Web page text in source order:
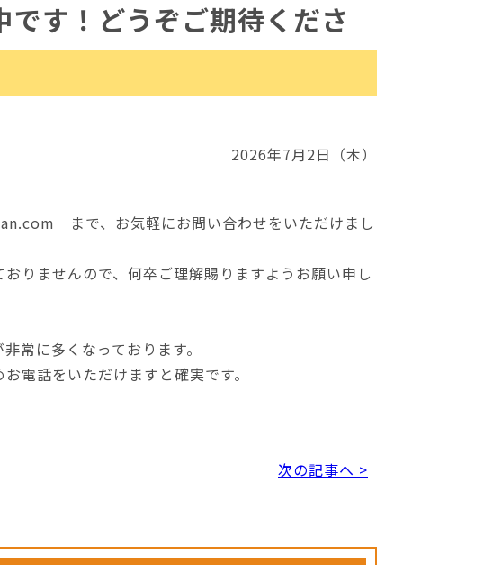
です！どうぞご期待くださ
2026年7月2日（木）
まで、お気軽にお問い合わせをいただけまし
りませんので、何卒ご理解賜りますようお願い申し
常に多くなっております。
電話をいただけますと確実です。
次の記事へ >